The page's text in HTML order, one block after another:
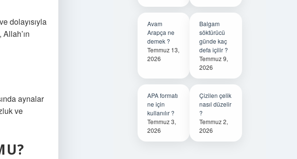
dolayısıyla
aynalar
ve
Avam
Arapça ne
demek ?
Temmuz 13,
2026
Balgam
söktürücü
günde kaç
defa içilir ?
Temmuz 9,
2026
APA formatı
ne için
kullanılır ?
Temmuz 3,
2026
Çizilen çelik
nasıl düzelir
?
Temmuz 2,
2026